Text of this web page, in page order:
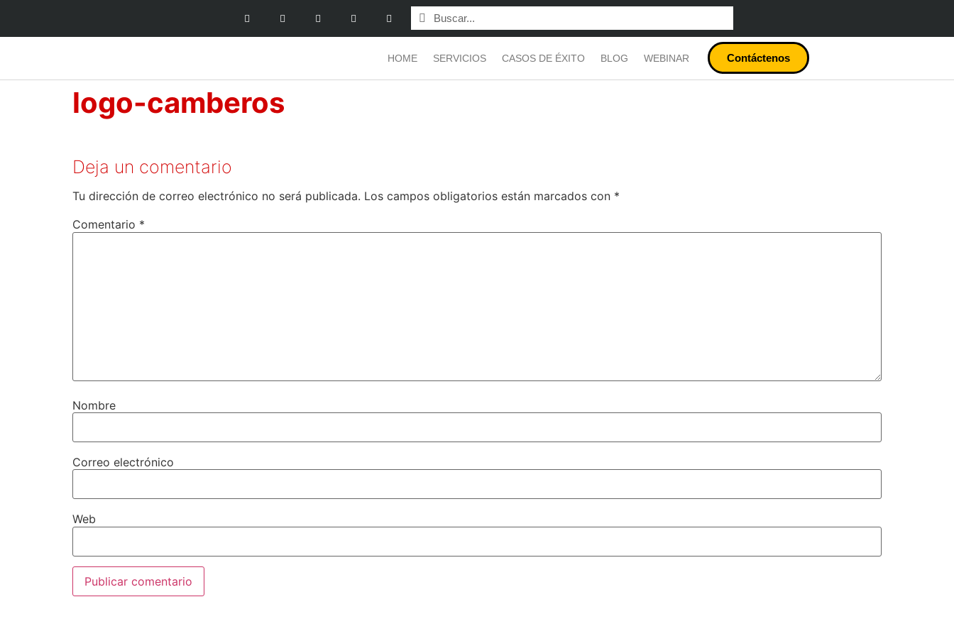
HOME SERVICIOS CASOS DE ÉXITO BLOG WEBINAR Contáctenos
logo-camberos
Deja un comentario
Tu dirección de correo electrónico no será publicada. Los campos obligatorios están marcados con *
Comentario *
Nombre
Correo electrónico
Web